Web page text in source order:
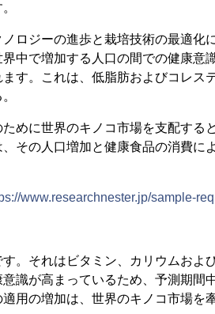
ロジーの進歩と栽培技術の最適化
中で増加する人口の間での健康意
す。これは、低脂肪およびコレス
めに世界のキノコ市場を支配する
その人口増加と健康食品の消費に
www.researchnester.jp/sample-
。それはビタミン、カリウムおよ
識が高まっているため、予測期間
用の増加は、世界のキノコ市場を